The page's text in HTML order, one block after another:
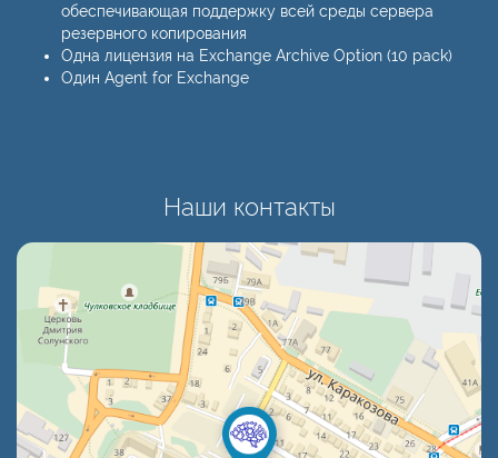
обеспечивающая поддержку всей среды сервера
резервного копирования
Одна лицензия на Exchange Archive Option (10 pack)
Один Agent for Exchange
Наши контакты